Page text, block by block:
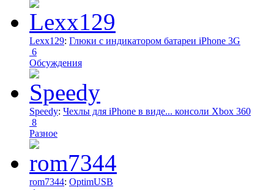
Lexx129: Глюки с индикатором батареи iPhone 3G
6
Обсуждения
Speedy: Чехлы для iPhone в виде... консоли Xbox 360
8
Разное
rom7344: OptimUSB